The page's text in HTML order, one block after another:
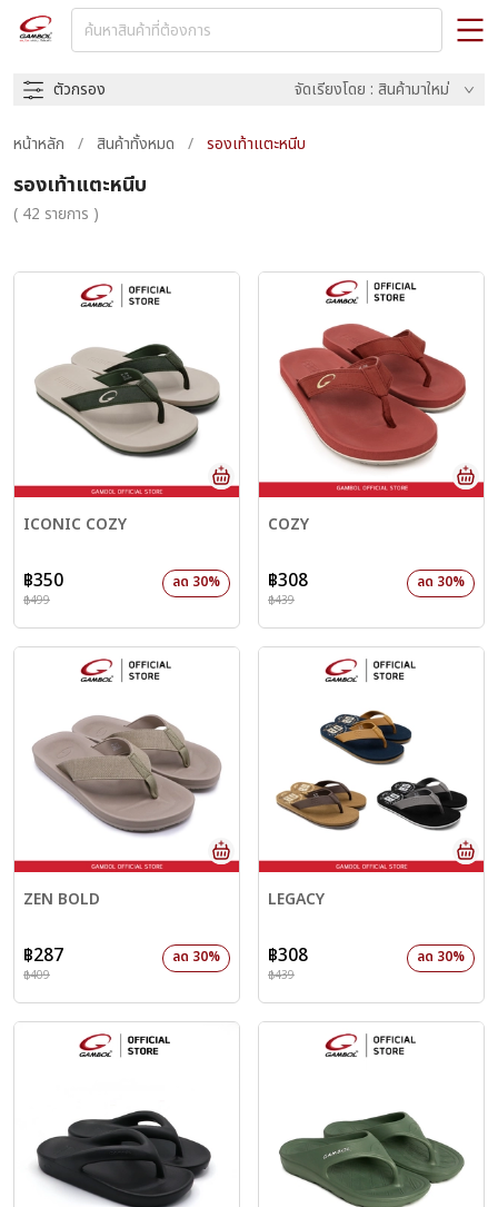
ตัวกรอง จัดเรียงโดย : สินค้ามาใหม่
หน้าหลัก / สินค้าทั้งหมด / รองเท้าแตะหนีบ
รองเท้าแตะหนีบ
( 42 รายการ )
ICONIC COZY
฿350 ลด 30%
฿499
COZY
฿308 ลด 30%
฿439
ZEN BOLD
฿287 ลด 30%
฿409
LEGACY
฿308 ลด 30%
฿439